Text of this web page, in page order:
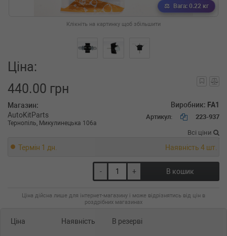
Вага: 0.22 кг
Клікніть на картинку щоб збільшити
Ціна:
440.00 грн
Магазин:
AutoKitParts
Тернопіль, Микулинецька 106а
Виробник: FA1
Артикул: 223-937
Всі ціни
Термін 1 дн. Наявність 4 шт.
- + В кошик
Ціна дійсна лише для інтернет-магазину і може відрізнятись від цін в
роздрібних магазинах
Ціна Наявність В резерві